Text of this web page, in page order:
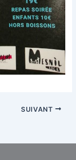
SUIVANT